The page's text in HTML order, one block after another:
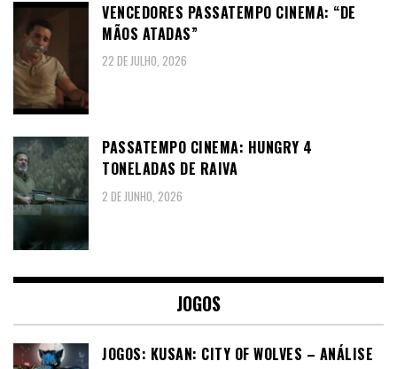
VENCEDORES PASSATEMPO CINEMA: “DE
MÃOS ATADAS”
22 DE JULHO, 2026
PASSATEMPO CINEMA: HUNGRY 4
TONELADAS DE RAIVA
2 DE JUNHO, 2026
JOGOS
JOGOS: KUSAN: CITY OF WOLVES – ANÁLISE